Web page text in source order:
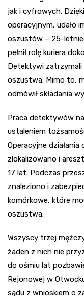
jak i cyfrowych.
operacyjnym, udało
oszustów – 25-
pełnił rolę kuriera
Detektywi zatrzymali
oszustwa. Mimo to,
odmówił składania
Praca detektywów
ustaleniem
Operacyjne
zlokalizowano i
17 lat. Podczas
znaleziono i
komórkowe, które
oszustwa.
Wszyscy trzej
żaden z nich nie
do ośmiu lat
Rejonowej w
sądu z wnioskiem o